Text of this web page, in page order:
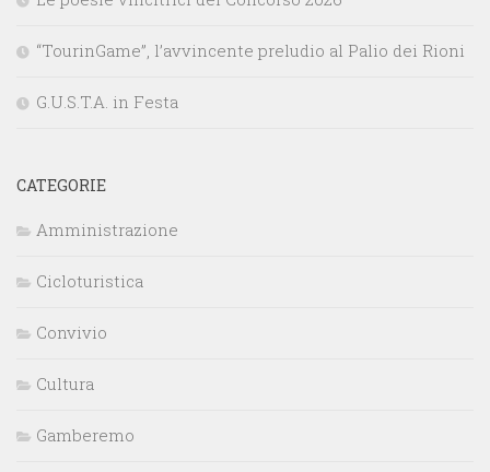
“TourinGame”, l’avvincente preludio al Palio dei Rioni
G.U.S.T.A. in Festa
CATEGORIE
Amministrazione
Cicloturistica
Convivio
Cultura
Gamberemo